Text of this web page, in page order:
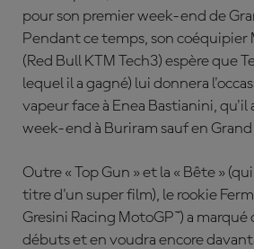
pour son premier week-end de
Pendant ce temps, son coéquipier
(Red Bull KTM Tech3) espère que
lequel il a gagné) lui donnera
vapeur face à Enea Bastianini,
week-end à Buriram sauf en Grand
Outre « Top Gun » et la « Bête »
titre d'un super film), le rookie
Gresini Racing MotoGP™) a marqué
débuts et en voudra encore